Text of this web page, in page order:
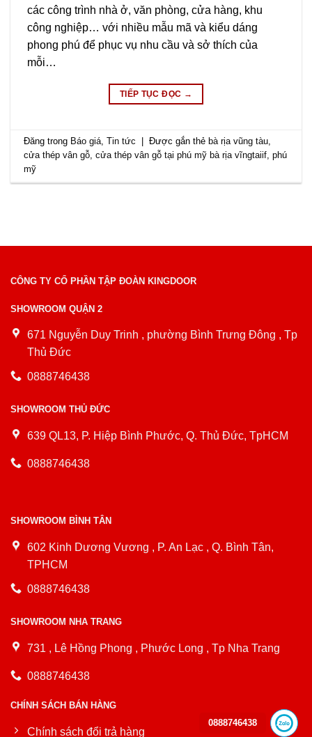
các công trình nhà ở, văn phòng, cửa hàng, khu
công nghiệp… với nhiều mẫu mã và kiểu dáng
phong phú để phục vụ nhu cầu và sở thích của
mỗi…
TIẾP TỤC ĐỌC →
Đăng trong Báo giá ,Tin tức Được gắn thẻ bà rịa vũng tàu
cửa thép vân gỗ ,cửa thép vân gỗ tại phú mỹ bà rịa vĩngtaiif ,phú
mỹ
CÔNG TY CỔ PHẦN TẬP ĐOÀN KINGDOOR
SHOWROOM QUẬN 2
671 Nguyễn Duy Trinh , phường Bình Trưng Đông , Tp
Thủ Đức
0888746438
SHOWROOM THỦ ĐỨC
639 QL13, P. Hiệp Bình Phước, Q. Thủ Đức, TpHCM
0888746438
SHOWROOM BÌNH TÂN
602 Kinh Dương Vương , P. An Lạc , Q. Bình Tân,
TPHCM
0888746438
SHOWROOM NHA TRANG
731 , Lê Hồng Phong , Phước Long , Tp Nha Trang
0888746438
CHÍNH SÁCH BÁN HÀNG
Chính sách đổi trả hàng
0888746438